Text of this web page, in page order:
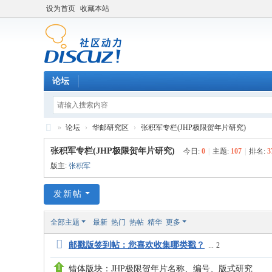
设为首页 收藏本站
论坛
中
外
集
坛
» 论坛 › 华邮研究区 › 张积军专栏(JHP极限贺年片研究)
张积军专栏(JHP极限贺年片研究) 今日: 0 主题: 107 排名:
版主: 张积军
发新帖
全部主题 最新 热门 热帖 精华 更多
邮戳版签到帖：您喜欢收集哪类戳？ ... 2
错体版块：JHP极限贺年片名称、编号、版式研究